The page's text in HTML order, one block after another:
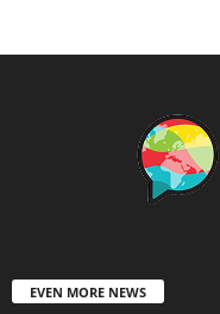
EVEN MORE NEWS